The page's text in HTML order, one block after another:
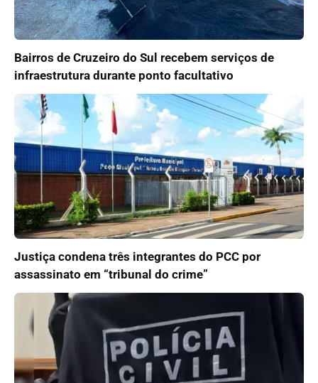
Bairros de Cruzeiro do Sul recebem serviços de
infraestrutura durante ponto facultativo
Justiça condena três integrantes do PCC por
assassinato em “tribunal do crime”